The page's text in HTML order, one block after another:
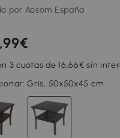
por Aosom España
,99€
3 cuotas de 16,66€ sin
Gris, 50x50x45 cm